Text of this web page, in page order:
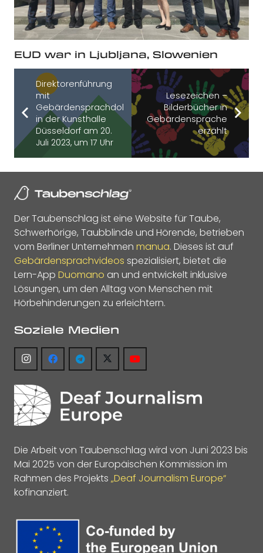
EUD war in Ljubljana, Slowenien
Direktorenführung
mit
Gebärdensprachdolmetscher
in der Kunsthalle
Düsseldorf am 20.
Juli 2023, um 17 Uhr
Lesezeichen –
Bilderbücher in
Gebärdensprache
erzählt
Der Taubenschlag ist eine Website für Taube,
Schwerhörige, Taubblinde und Hörende, betrieben
vom Berliner Unternehmen manua. Dieses ist auf
Gebärdensprachvideos spezialisiert, bietet die
Lern-App Duomano an und entwickelt inklusive
Lösungen, um den Alltag von Menschen mit
Hörbehinderungen zu erleichtern.
Soziale Medien
Die Arbeit von Taubenschlag wird von Juni 2023 bis
Mai 2025 von der Europäischen Kommission im
Rahmen des Projekts „Deaf Journalism Europe“
kofinanziert.